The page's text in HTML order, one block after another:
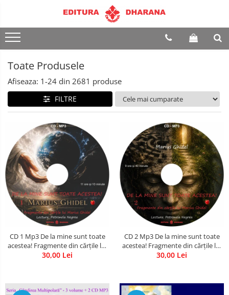
Toate Produsele
Afiseaza: 1-24 din 2681 produse
FILTRE
CD 1 Mp3 De la mine sunt toate
acestea! Fragmente din cărțile lui
Marius Ghidel
30,00 Lei
CD 2 Mp3 De la mine sunt toate
acestea! Fragmente din cărțile lui
Marius Ghidel
30,00 Lei